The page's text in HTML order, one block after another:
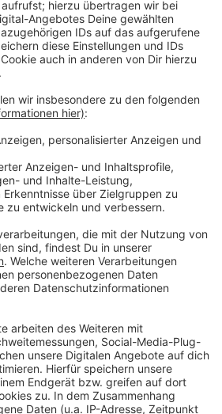
eigenen Auto anzureisen.
sollen bevorzugt werden. Für
Veranstalter mehrere bewachte
auf mehreren Linien
kostenlos transportieren.
Grünen kritisierte in der Sitzung,
nicht zur konsequenten
sind. Antwort der
vergangenen Stadtfesten habe
nicht funktioniert. Letztlich
das Konzept aber
Im städtischen Haushalt sollen
Stadtfest-Sonderfahrten
Hinzu kommt ein Betrag, der als
nicht vermeidbare Emissionen
Je nach Besucherzahl beim